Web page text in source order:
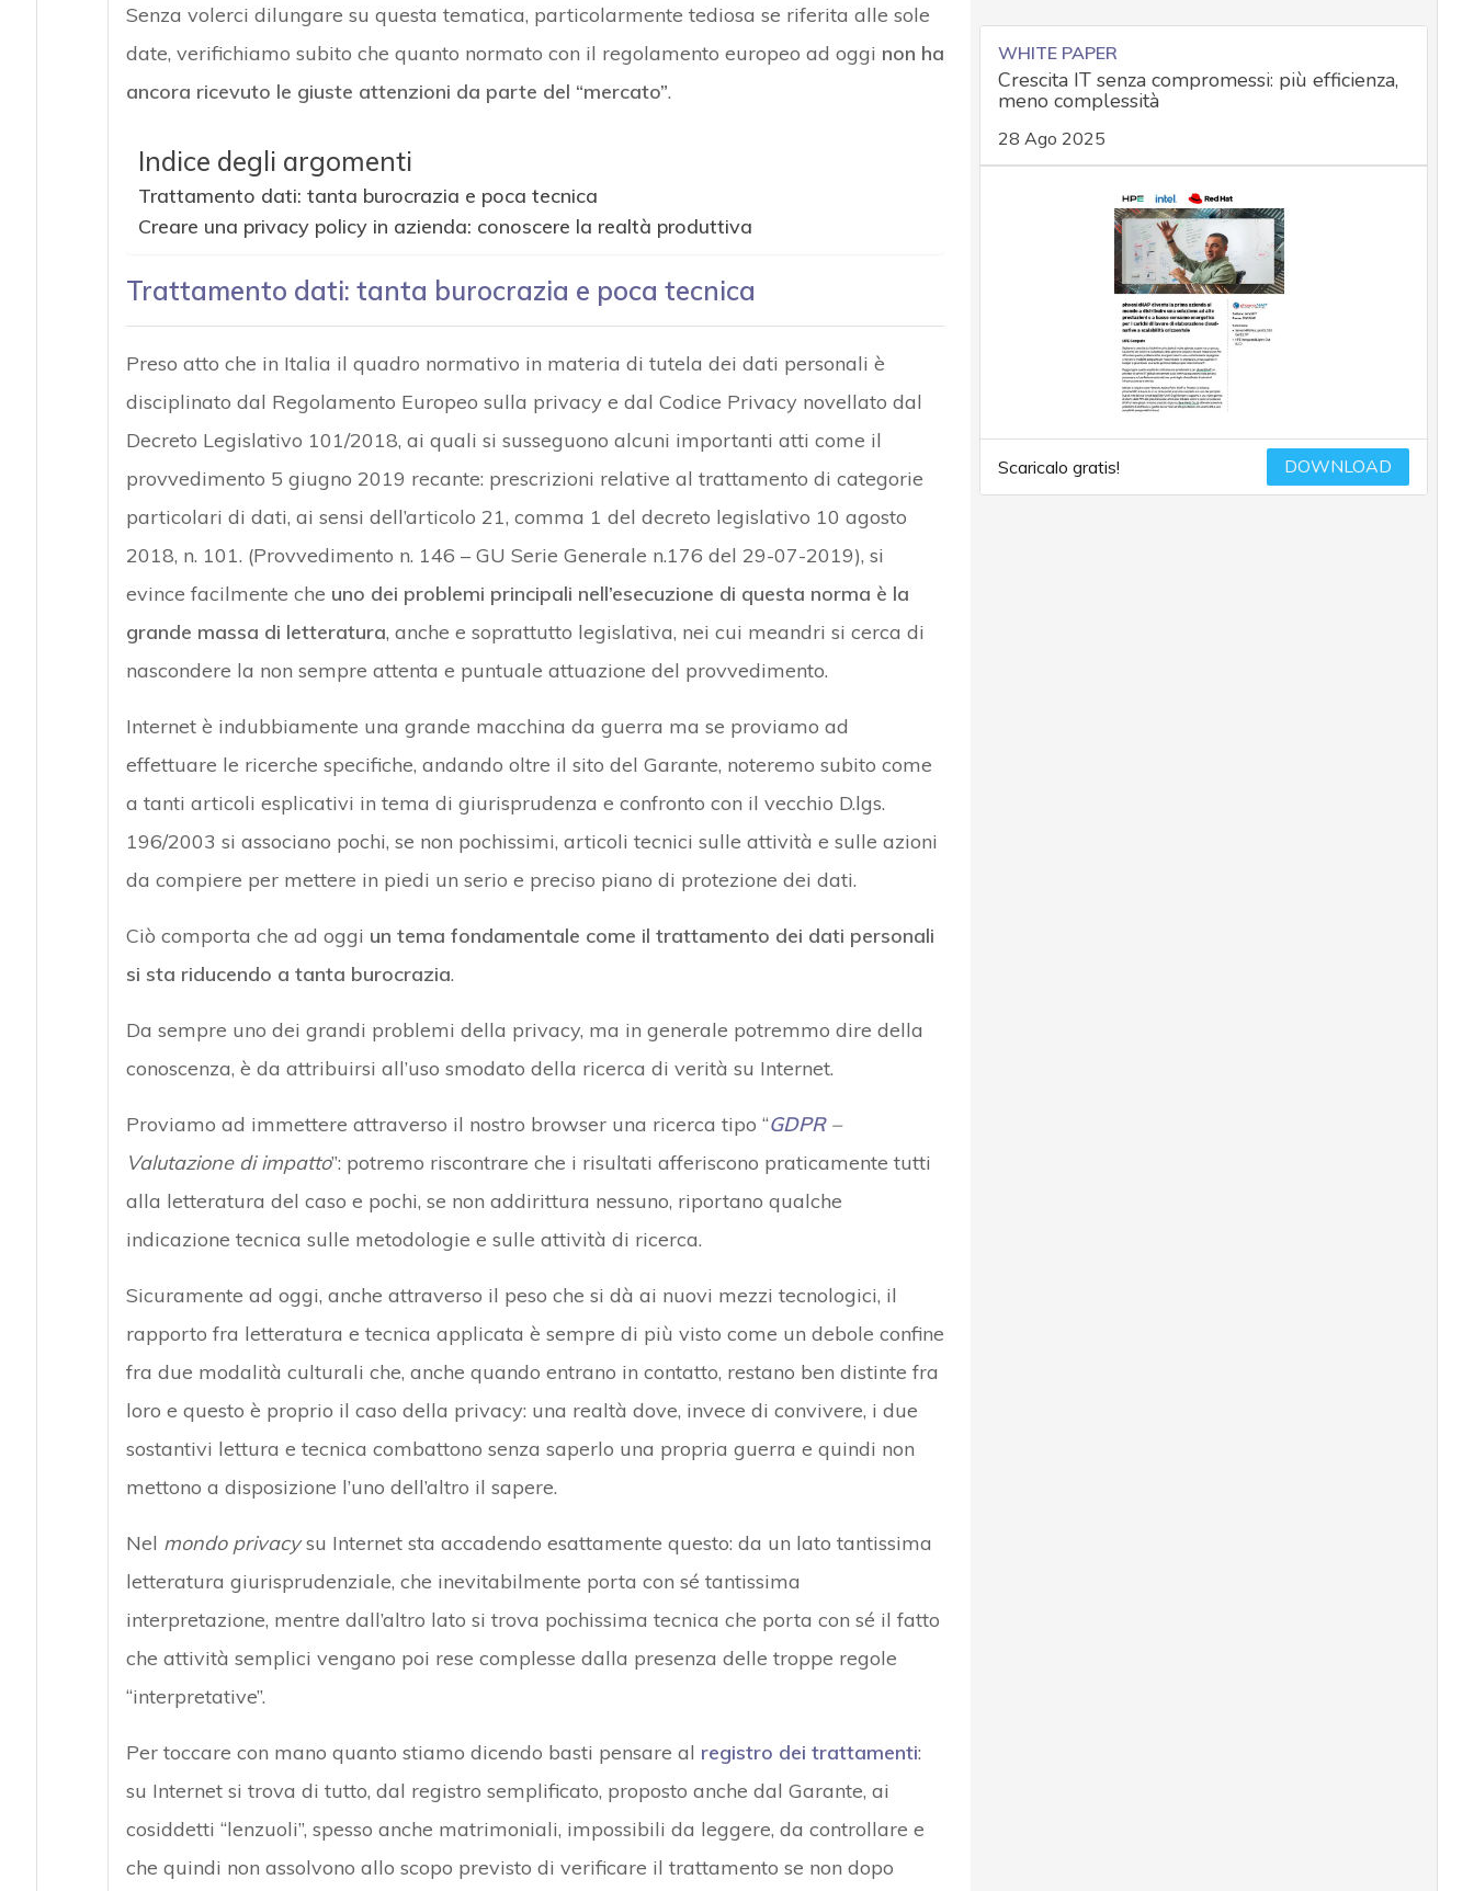
Senza volerci dilungare su questa tematica, particolarmente tediosa se riferita alle sole
date, verifichiamo subito che quanto normato con il regolamento europeo ad oggi non ha
ancora ricevuto le giuste attenzioni da parte del “mercato”.
Indice degli argomenti
Trattamento dati: tanta burocrazia e poca tecnica
Creare una privacy policy in azienda: conoscere la realtà produttiva
Trattamento dati: tanta burocrazia e poca tecnica
Preso atto che in Italia il quadro normativo in materia di tutela dei dati personali è
disciplinato dal Regolamento Europeo sulla privacy e dal Codice Privacy novellato dal
Decreto Legislativo 101/2018, ai quali si susseguono alcuni importanti atti come il
provvedimento 5 giugno 2019 recante: prescrizioni relative al trattamento di categorie
particolari di dati, ai sensi dell’articolo 21, comma 1 del decreto legislativo 10 agosto
2018, n. 101. (Provvedimento n. 146 – GU Serie Generale n.176 del 29-07-2019), si
evince facilmente che uno dei problemi principali nell’esecuzione di questa norma è la
grande massa di letteratura, anche e soprattutto legislativa, nei cui meandri si cerca di
nascondere la non sempre attenta e puntuale attuazione del provvedimento.
Internet è indubbiamente una grande macchina da guerra ma se proviamo ad
effettuare le ricerche specifiche, andando oltre il sito del Garante, noteremo subito come
a tanti articoli esplicativi in tema di giurisprudenza e confronto con il vecchio D.lgs.
196/2003 si associano pochi, se non pochissimi, articoli tecnici sulle attività e sulle azioni
da compiere per mettere in piedi un serio e preciso piano di protezione dei dati.
Ciò comporta che ad oggi un tema fondamentale come il trattamento dei dati personali
si sta riducendo a tanta burocrazia.
Da sempre uno dei grandi problemi della privacy, ma in generale potremmo dire della
conoscenza, è da attribuirsi all’uso smodato della ricerca di verità su Internet.
Proviamo ad immettere attraverso il nostro browser una ricerca tipo “GDPR–
Valutazione di impatto”: potremo riscontrare che i risultati afferiscono praticamente tutti
alla letteratura del caso e pochi, se non addirittura nessuno, riportano qualche
indicazione tecnica sulle metodologie e sulle attività di ricerca.
Sicuramente ad oggi, anche attraverso il peso che si dà ai nuovi mezzi tecnologici, il
rapporto fra letteratura e tecnica applicata è sempre di più visto come un debole confine
fra due modalità culturali che, anche quando entrano in contatto, restano ben distinte fra
loro e questo è proprio il caso della privacy: una realtà dove, invece di convivere, i due
sostantivi lettura e tecnica combattono senza saperlo una propria guerra e quindi non
mettono a disposizione l’uno dell’altro il sapere.
Nel mondo privacysu Internet sta accadendo esattamente questo: da un lato tantissima
letteratura giurisprudenziale, che inevitabilmente porta con sé tantissima
interpretazione, mentre dall’altro lato si trova pochissima tecnica che porta con sé il fatto
che attività semplici vengano poi rese complesse dalla presenza delle troppe regole
“interpretative”.
Per toccare con mano quanto stiamo dicendo basti pensare al registro dei trattamenti:
su Internet si trova di tutto, dal registro semplificato, proposto anche dal Garante, ai
cosiddetti “lenzuoli”, spesso anche matrimoniali, impossibili da leggere, da controllare e
che quindi non assolvono allo scopo previsto di verificare il trattamento se non dopo
WHITE PAPER
Crescita IT senza compromessi: più efficienza,
meno complessità
28 Ago 2025
Scaricalo gratis! DOWNLOAD